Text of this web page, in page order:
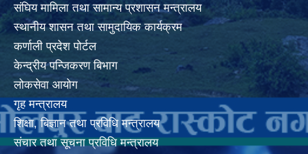
संघिय मामिला तथा सामान्य प्रशासन मन्त्रालय
स्थानीय शासन तथा सामुदायिक कार्यक्रम
कर्णाली प्रदेश पोर्टल
केन्द्रीय पन्जिकरण बिभाग
लोकसेवा आयोग
गृह मन्त्रालय
शिक्षा, बिज्ञान तथा प्रविधि मन्त्रालय
संचार तथा सूचना प्रविधि मन्त्रालय